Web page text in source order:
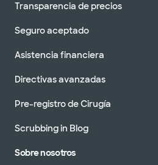
Transparencia de precios
Seguro aceptado
Asistencia financiera
Directivas avanzadas
Pre-registro de Cirugía
Scrubbing in Blog
Sobre nosotros